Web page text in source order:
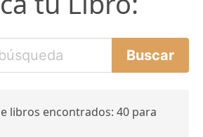
libros encontrados: 40 para